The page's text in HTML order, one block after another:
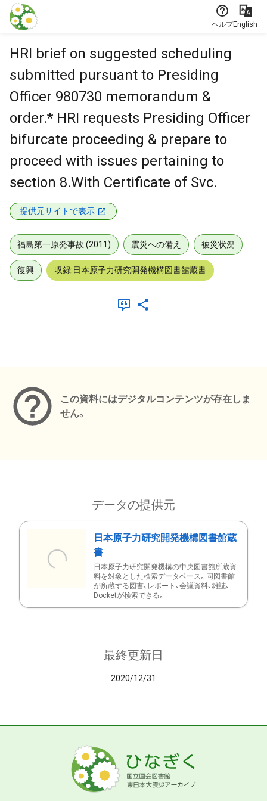
本文に飛ぶ
ヘルプEnglish
HRI brief on suggested scheduling
submitted pursuant to Presiding
Officer 980730 memorandum &
order.* HRI requests Presiding Officer
bifurcate proceeding & prepare to
proceed with issues pertaining to
section 8.With Certificate of Svc.
提供元サイトで表示
福島第一原発事故 (2011) 震災への備え 被災状況
復興 収録:日本原子力研究開発機構図書館蔵書
この資料にはデジタルコンテンツが存在しま
せん。
データの提供元
日本原子力研究開発機構図書館蔵
書
日本原子力研究開発機構の中央図書館所蔵資
料を対象とした検索データベース。同図書館
が所蔵する図書、レポート、会議資料、雑誌、
Docketが検索できる。
最終更新日
2020/12/31